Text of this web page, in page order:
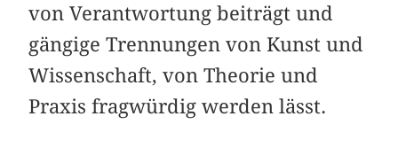
von Verantwortung beiträgt und
gängige Trennungen von Kunst und
Wissenschaft, von Theorie und
Praxis fragwürdig werden lässt.